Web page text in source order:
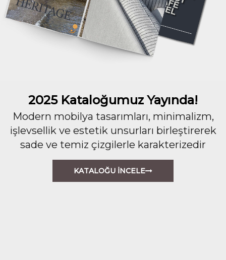
2025 Kataloğumuz Yayında!
Modern mobilya tasarımları, minimalizm,
işlevsellik ve estetik unsurları birleştirerek
sade ve temiz çizgilerle karakterizedir
KATALOĞU İNCELE